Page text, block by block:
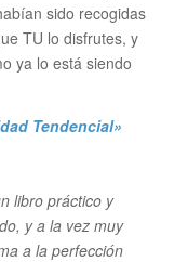
sido recogidas
TU lo disfrutes, y
ya lo está siendo
Tendencial»
libro práctico y
y a la vez muy
a la perfección